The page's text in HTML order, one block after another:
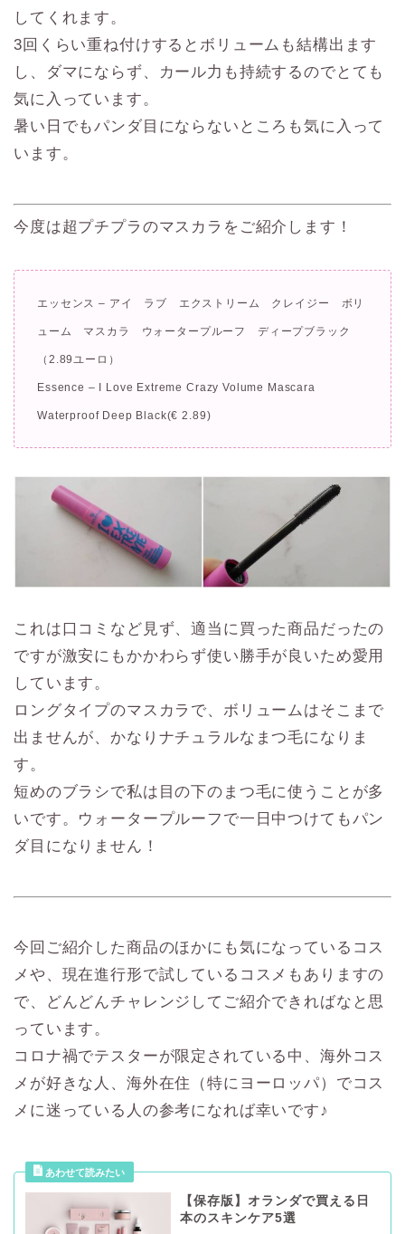
してくれます。
3回くらい重ね付けするとボリュームも結構出ます
し、ダマにならず、カール力も持続するのでとても
気に入っています。
暑い日でもパンダ目にならないところも気に入って
います。
今度は超プチプラのマスカラをご紹介します！
エッセンス – アイ ラブ エクストリーム クレイジー ボリ
ューム マスカラ ウォータープルーフ ディープブラック
（2.89ユーロ）
Essence – I Love Extreme Crazy Volume Mascara
Waterproof Deep Black(€ 2.89)
これは口コミなど見ず、適当に買った商品だったの
ですが激安にもかかわらず使い勝手が良いため愛用
しています。
ロングタイプのマスカラで、ボリュームはそこまで
出ませんが、かなりナチュラルなまつ毛になりま
す。
短めのブラシで私は目の下のまつ毛に使うことが多
いです。ウォータープルーフで一日中つけてもパン
ダ目になりません！
今回ご紹介した商品のほかにも気になっているコス
メや、現在進行形で試しているコスメもありますの
で、どんどんチャレンジしてご紹介できればなと思
っています。
コロナ禍でテスターが限定されている中、海外コス
メが好きな人、海外在住（特にヨーロッパ）でコス
メに迷っている人の参考になれば幸いです♪
【保存版】オランダで買える日
本のスキンケア5選